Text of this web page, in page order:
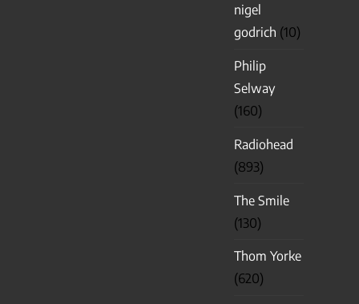
nigel
godrich (10)
Philip
Selway
(160)
Radiohead
(893)
The Smile
(130)
Thom Yorke
(620)